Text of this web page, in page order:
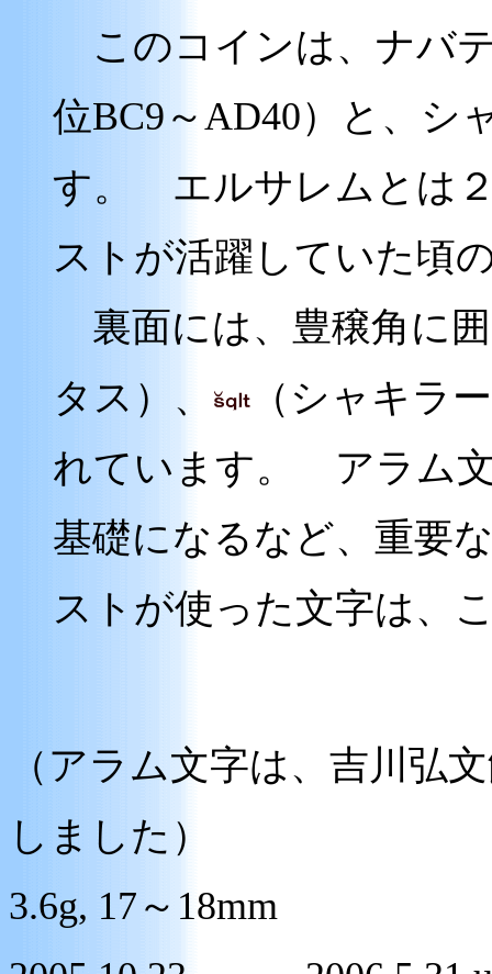
このコインは、ナバ
位BC9～AD40）と、シ
す。 エルサレムとは
ストが活躍していた頃
裏面には、豊穣角に
タス）、
（シャキラ
れています。 アラム
基礎になるなど、重要
ストが使った文字は、
（アラム文字は、吉川弘
しました）
3.6g, 17～18mm